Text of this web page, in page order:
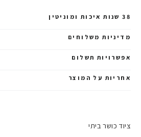
38 שנות איכות ומוניטין
מדיניות משלוחים
אפשרויות תשלום
אחריות על המוצר
ציוד כושר ביתי